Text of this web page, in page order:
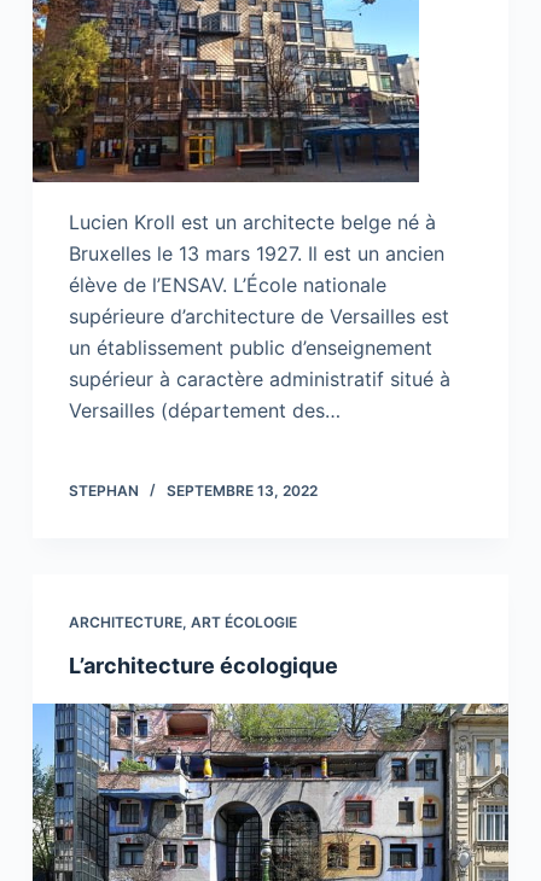
Lucien Kroll est un architecte belge né à
Bruxelles le 13 mars 1927. Il est un ancien
élève de l’ENSAV. L’École nationale
supérieure d’architecture de Versailles est
un établissement public d’enseignement
supérieur à caractère administratif situé à
Versailles (département des…
STEPHAN SEPTEMBRE 13, 2022
ARCHITECTURE, ART ÉCOLOGIE
L’architecture écologique